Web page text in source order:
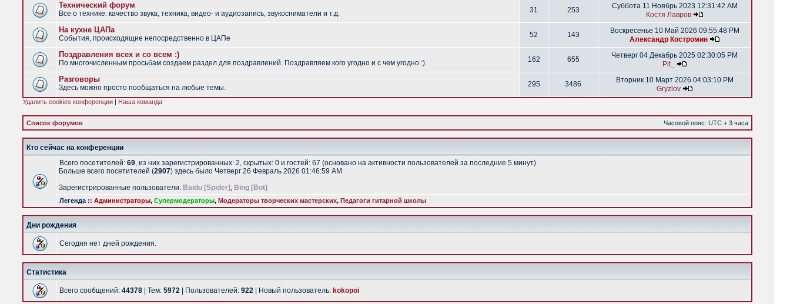
Технический форум
Все о технике: качество звука, техника, видео- и аудиозапись, звукосниматели и т.д. 31 253
Суббота 11 Ноябрь 2023 12:31:42 AM
Костя Лавров
На кухне ЦАПа
События, происходящие непосредственно в ЦАПе 52 143
Воскресенье 10 Май 2026 09:55:48 PM
Александр Костромин
Поздравления всех и со всем :)
По многочисленным просьбам создаем раздел для поздравлений. Поздравляем кого угодно и с чем угодно :). 162 655
Четверг 04 Декабрь 2025 02:30:05 PM
Pit_
Разговоры
Здесь можно просто пообщаться на любые темы. 295 3486
Вторник 10 Март 2026 04:03:10 PM
Gryzlov
Удалить cookies конференции | Наша команда
Список форумов Часовой пояс: UTC + 3 часа
Кто сейчас на конференции
Всего посетителей: 69, из них зарегистрированных: 2, скрытых: 0 и гостей: 67 (основано на активности пользователей за последние 5 минут)
Больше всего посетителей (2907) здесь было Четверг 26 Февраль 2026 01:46:59 AM
Зарегистрированные пользователи: Baidu [Spider] , Bing [Bot]
Легенда :: Администраторы, Супермодераторы, Модераторы творческих мастерских, Педагоги гитарной школы
Дни рождения
Сегодня нет дней рождения.
Статистика
Всего сообщений: 44378 | Тем: 5972 | Пользователей: 922 | Новый пользователь: kokopoi